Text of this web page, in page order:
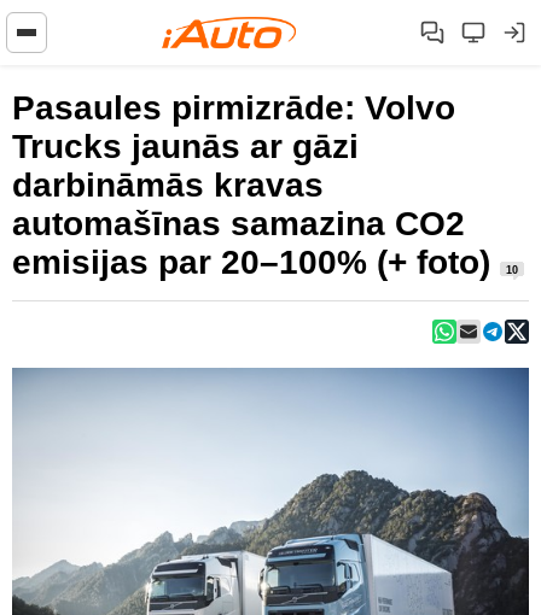
Pasaules pirmizrāde: Volvo
Trucks jaunās ar gāzi
darbināmās kravas
automašīnas samazina CO2
emisijas par 20–100% (+ foto)
10